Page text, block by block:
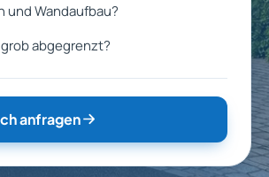
und Wandaufbau?
abgegrenzt?
anfragen